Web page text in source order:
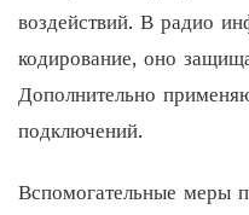
воздействий. В радио
кодирование, оно
Дополнительно
подключений.
Вспомогательные меры